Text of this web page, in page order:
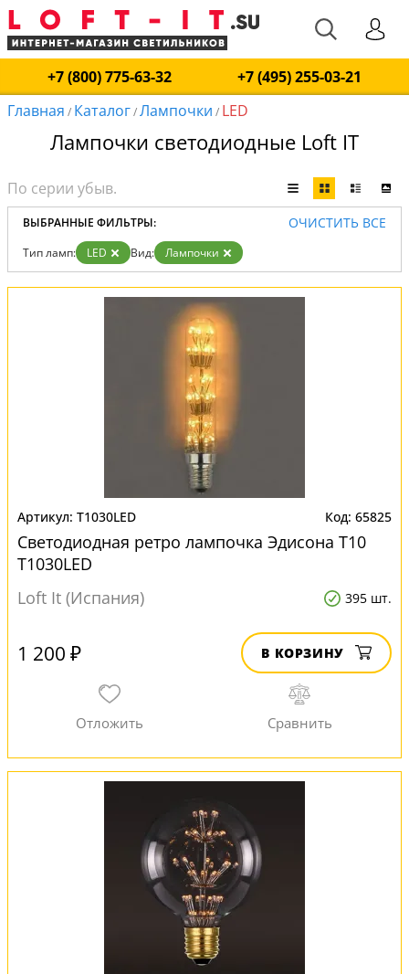
+7 (800) 775-63-32
+7 (495) 255-03-21
Главная / Каталог/Лампочки / LED
Лампочки светодиодные Loft IT
ВЫБРАННЫЕ ФИЛЬТРЫ: ОЧИСТИТЬ ВСЕ
Тип ламп: LED Вид: Лампочки
T1030LED 65825
Светодиодная ретро лампочка Эдисона T10
T1030LED
Loft It (Испания)
395 шт.
1 200 ₽ В КОРЗИНУ